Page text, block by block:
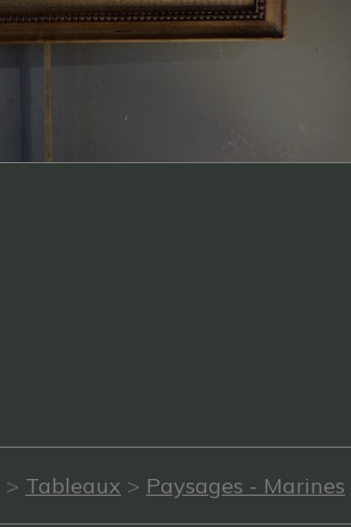
> Tableaux > Paysages - Marines